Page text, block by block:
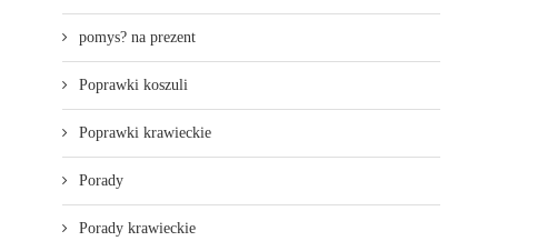
pomys? na prezent
Poprawki koszuli
Poprawki krawieckie
Porady
Porady krawieckie